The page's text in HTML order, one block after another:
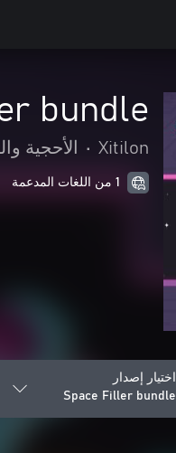
bundle
Xitilon
• الأحجية
1 من اللغات المدعمة
اختيار إصدار
Space Filler bundle